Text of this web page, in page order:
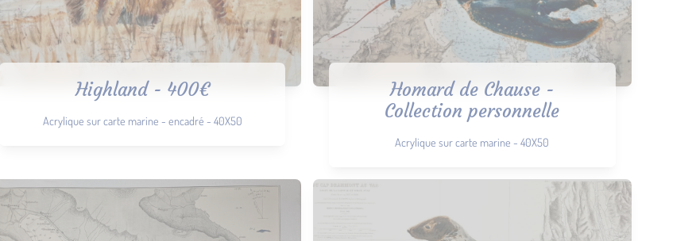
Highland - 400€
Acrylique sur carte marine - encadré - 40X50
Homard de Chause -
Collection personnelle
Acrylique sur carte marine - 40X50